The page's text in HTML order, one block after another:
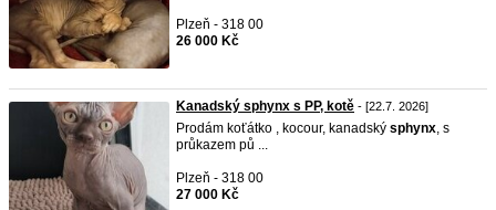
Plzeň - 318 00
26 000 Kč
Kanadský sphynx s PP, kotě - [22.7. 2026]
Prodám koťátko , kocour, kanadský sphynx, s
průkazem pů ...
Plzeň - 318 00
27 000 Kč